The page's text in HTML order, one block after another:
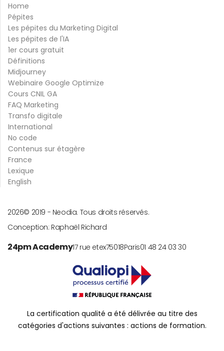
Home
Pépites
Les pépites du Marketing Digital
Les pépites de l'IA
1er cours gratuit
Définitions
Midjourney
Webinaire Google Optimize
Cours CNIL GA
FAQ Marketing
Transfo digitale
International
No code
Contenus sur étagère
France
Lexique
English
© 2019 -
2026
Neodia. Tous droits réservés.
Conception: Raphaël Richard
24pm Academy17 rue etex75018Paris01 48 24 03 30
La certification qualité a été délivrée au titre des
catégories d'actions suivantes : actions de formation.